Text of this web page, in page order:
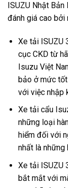
ISUZU Nhật
đánh giá cao bởi
Xe tải ISUZU
cục CKD từ
Isuzu Việt
bảo ở mức tốt
với việc nhập
Xe tải cẩu
những loại
hiểm đối với
nhất là những
Xe tải ISUZU
bắt mắt với